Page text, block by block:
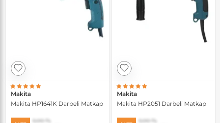
Makita
Makita HP1641K Darbeli Matkap
0,00 TL
Makita
Makita HP2051 Darbeli Matkap
0,00 TL